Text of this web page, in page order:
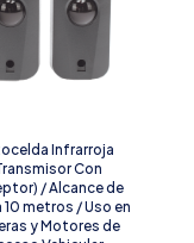
Infrarroja
Con
/ Alcance de
metros / Uso en
y Motores de